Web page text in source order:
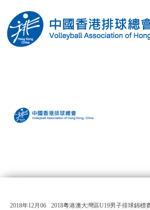
2018年12月06
2018粵港澳大灣區U19男子排球錦標